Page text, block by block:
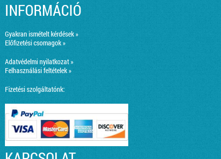
INFORMÁCIÓ
Gyakran ismételt kérdések »
Előfizetési csomagok »
Adatvédelmi nyilatkozat »
Felhasználási feltételek »
Fizetési szolgáltatónk: